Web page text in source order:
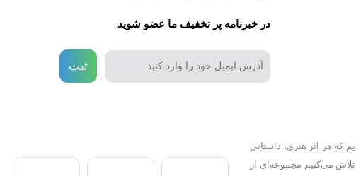
در خبرنامه پر تخفیف ما عضو شوید
ثبت
که هر اثر هنری، داستانی
تلاش می‌کنیم مجموعه‌ای از